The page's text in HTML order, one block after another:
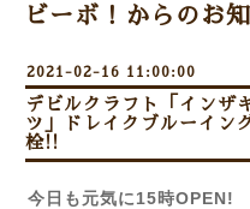
ビーボ！からのお知
2021-02-16 11:00:00
デビルクラフト「インザ
ツ」ドレイクブルーイン
栓!!
今日も元気に15時OPEN!